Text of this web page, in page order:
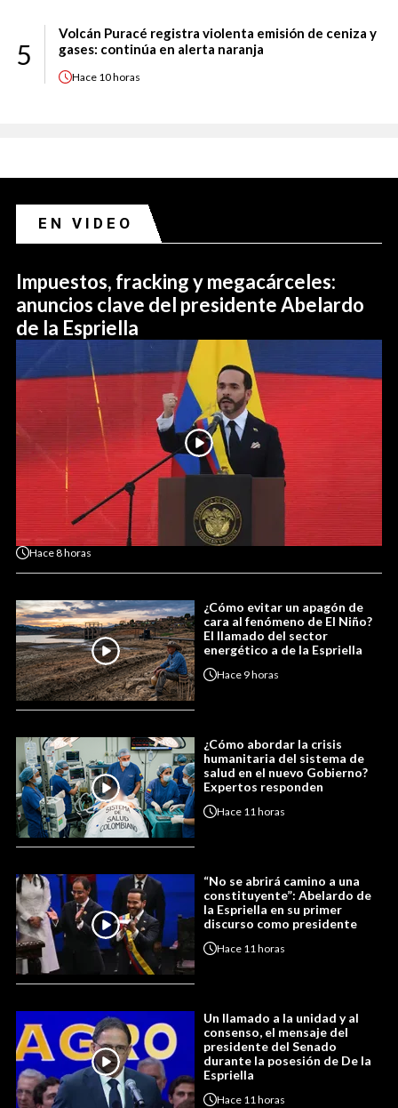
5
Volcán Puracé registra violenta emisión de ceniza y
gases: continúa en alerta naranja
Hace 10 horas
EN VIDEO
Impuestos, fracking y megacárceles:
anuncios clave del presidente Abelardo
de la Espriella
Hace8 horas
¿Cómo evitar un apagón de
cara al fenómeno de El Niño?
El llamado del sector
energético a de la Espriella
Hace 9 horas
¿Cómo abordar la crisis
humanitaria del sistema de
salud en el nuevo Gobierno?
Expertos responden
Hace 11 horas
“No se abrirá camino a una
constituyente”: Abelardo de
la Espriella en su primer
discurso como presidente
Hace 11 horas
Un llamado a la unidad y al
consenso, el mensaje del
presidente del Senado
durante la posesión de De la
Espriella
Hace 11 horas